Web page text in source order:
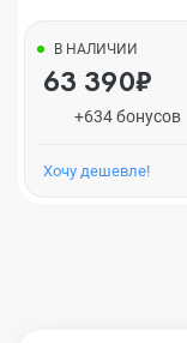
В НАЛИЧИИ
63 390₽
+634 бонусов
Хочу дешевле!